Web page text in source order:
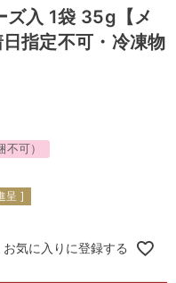
ズ入 1袋 35g【メ
指定不可・冷凍物
可）
呈 ]
お気に入りに登録する